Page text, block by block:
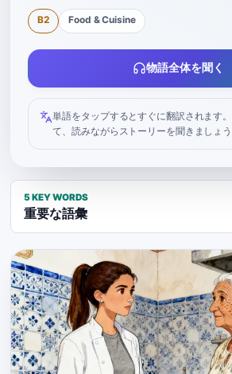
B2 Food & Cuisine
物語全体を聞く
単語をタップするとすぐに翻訳されます
て、読みながらストーリーを聞きましょう
5KEY WORDS
重要な語彙